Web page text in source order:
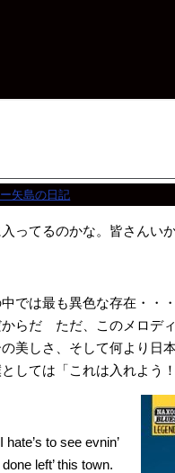
矢島の日記
ってるのかな。皆さんい
では最も異色な存在・・
からだ ただ、このメロデ
美しさ、そして何より日
しては「これは入れよう
I hate’s to see evnin’
left’ this town.